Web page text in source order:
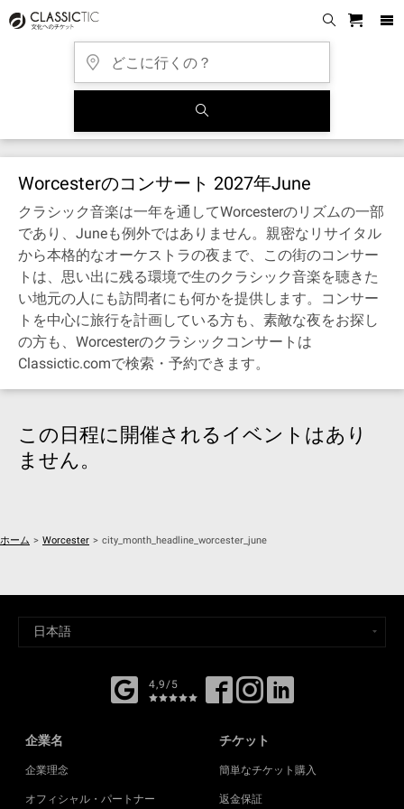
Worcesterのコンサート 2027年June
クラシック音楽は一年を通してWorcesterのリズムの一部
であり、Juneも例外ではありません。親密なリサイタル
から本格的なオーケストラの夜まで、この街のコンサー
トは、思い出に残る環境で生のクラシック音楽を聴きた
い地元の人にも訪問者にも何かを提供します。コンサー
トを中心に旅行を計画している方も、素敵な夜をお探し
の方も、Worcesterのクラシックコンサートは
Classictic.comで検索・予約できます。
この日程に開催されるイベントはあり
ません。
ホーム > Worcester > city_month_headline_worcester_june
4,9/5
企業名
企業理念
オフィシャル・パートナー
チケット
簡単なチケット購入
返金保証